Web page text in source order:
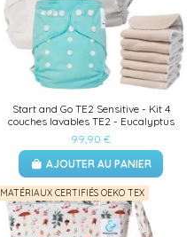
Start and Go TE2 Sensitive - Kit 4
couches lavables TE2 - Eucalyptus
99,90 €
AJOUTER AU PANIER
MATÉRIAUX CERTIFIÉS OEKO TEX